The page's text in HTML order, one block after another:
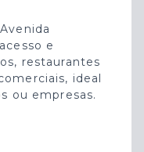
e
restaurantes
ideal
ou empresas.